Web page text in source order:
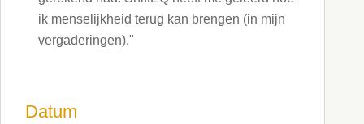
ik menselijkheid terug kan brengen (in mijn
vergaderingen)."
Datum